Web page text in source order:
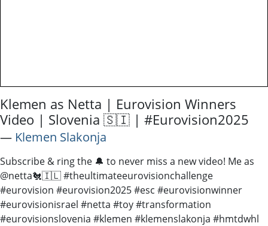
Klemen as Netta | Eurovision Winners
Video | Slovenia 🇸🇮 | #Eurovision2025
― Klemen Slakonja
Subscribe & ring the 🔔 to never miss a new video! Me as ​​
⁠@netta🐔🇮🇱 #theultimateeurovisionchallenge
#eurovision #eurovision2025 #esc #eurovisionwinner
#eurovisionisrael #netta #toy #transformation
#eurovisionslovenia #klemen #klemenslakonja #hmtdwhl